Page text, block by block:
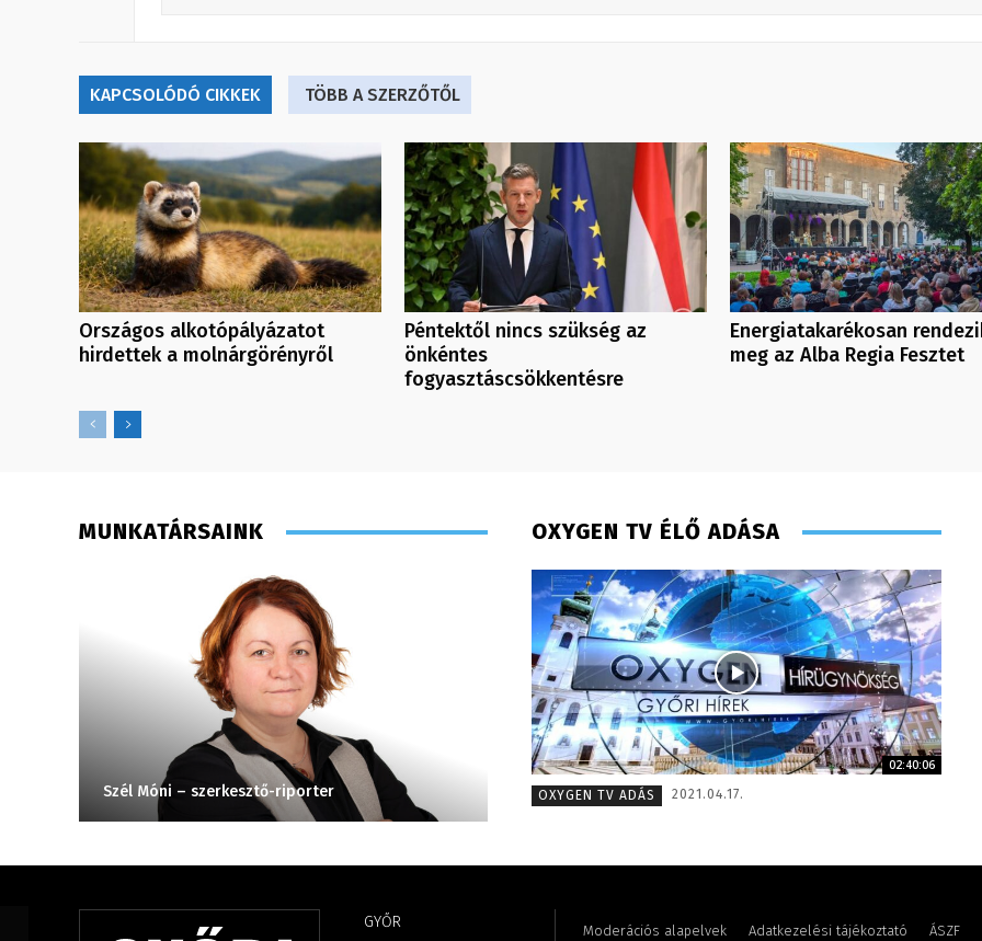
KAPCSOLÓDÓ CIKKEK TÖBB A SZERZŐTŐL
Országos alkotópályázatot
hirdettek a molnárgörényről
Péntektől nincs szükség az
önkéntes
fogyasztáscsökkentésre
Energiatakarékosan
meg az Alba Regia Fesztet
MUNKATÁRSAINK
Szél Móni – szerkesztő-riporter Torma Anikó – irodavezető – 2008
OXYGEN TV ÉLŐ ADÁSA
02:40:06
OXYGEN TV ADÁS
2021.04.17.
GYŐR Moderációs alapelvek Adatkezelési tájékoztató ÁSZF